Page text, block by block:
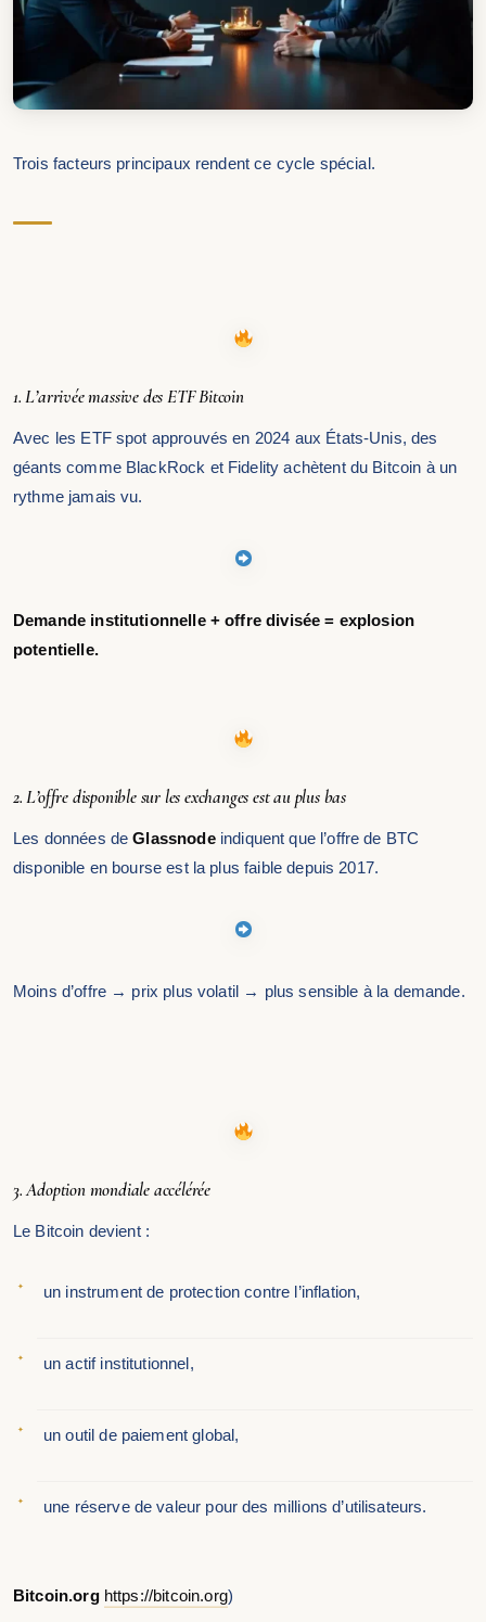
Trois facteurs principaux rendent ce cycle spécial.
1. L’arrivée massive des ETF Bitcoin
Avec les ETF spot approuvés en 2024 aux États-Unis, des
géants comme BlackRock et Fidelity achètent du Bitcoin à un
rythme jamais vu.
Demande institutionnelle + offre divisée = explosion
potentielle.
2. L’offre disponible sur les exchanges est au plus bas
Les données deGlassnodeindiquent que l’offre de BTC
disponible en bourse est la plus faible depuis 2017.
Moins d’offre → prix plus volatil → plus sensible à la demande.
3. Adoption mondiale accélérée
Le Bitcoin devient :
un instrument de protection contre l’inflation,
un actif institutionnel,
un outil de paiement global,
une réserve de valeur pour des millions d’utilisateurs.
Bitcoin.org https://bitcoin.org)